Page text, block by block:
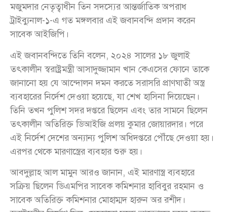
মজুমদার নেতৃত্বাধীন তিন সদস্যের আন্তর্জাতিক অপরাধ
ট্রাইব্যুনাল-১-এ গত মঙ্গলবার এই জবানবন্দি প্রদান করেন
সাবেক আইজিপি।
এই জবানবন্দিতে তিনি বলেন, ২০২৪ সালের ১৮ জুলাই
তৎকালীন স্বরাষ্ট্রমন্ত্রী আসাদুজ্জামান খান কেএসের ফোনে তাকে
জানানো হয় যে আন্দোলন দমন করতে সরাসরি প্রাণঘাতী অস্ত্র
ব্যবহারের নির্দেশ দেওয়া হয়েছে, যা শেখ হাসিনা দিয়েছেন।
তিনি তখন পুলিশ সদর দপ্তরে ছিলেন এবং তার সামনে ছিলেন
তৎকালীন অতিরিক্ত ডিআইজি প্রলয় কুমার জোয়ারদার। পরে
এই নির্দেশ দেশের অন্যান্য পুলিশ অধিদপ্তরে পৌঁছে দেওয়া হয়।
এরপর থেকে মারণাস্ত্রের ব্যবহার শুরু হয়।
আবদুল্লাহ আল মামুন আরও জানান, এই মারণাস্ত্র ব্যবহারে
সক্রিয় ছিলেন ডিএমপির সাবেক কমিশনার হাবিবুর রহমান ও
সাবেক অতিরিক্ত কমিশনার মোহাম্মদ হারুন অর রশীদ।